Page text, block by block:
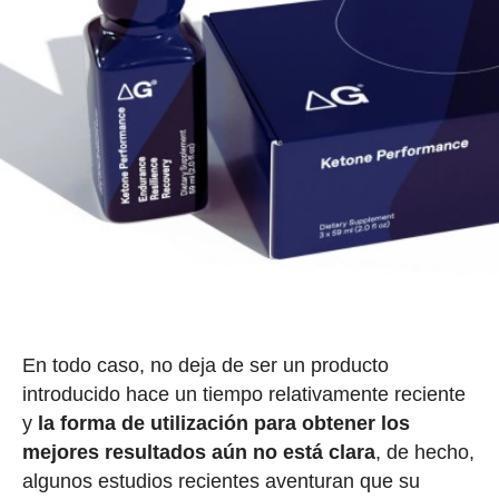
En todo caso, no deja de ser un producto
introducido hace un tiempo relativamente reciente
y la forma de utilización para obtener los
mejores resultados aún no está clara, de hecho,
algunos estudios recientes aventuran que su